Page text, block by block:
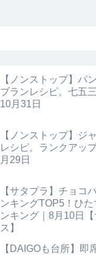
【ノンストップ】パ
ブランレシピ。七五
10月31日
【ノンストップ】ジ
レシピ。ランクアッ
月29日
【サタプラ】チョコ
ンキングTOP5！ひ
ンキング｜8月10日
ス】
【DAIGOも台所】即